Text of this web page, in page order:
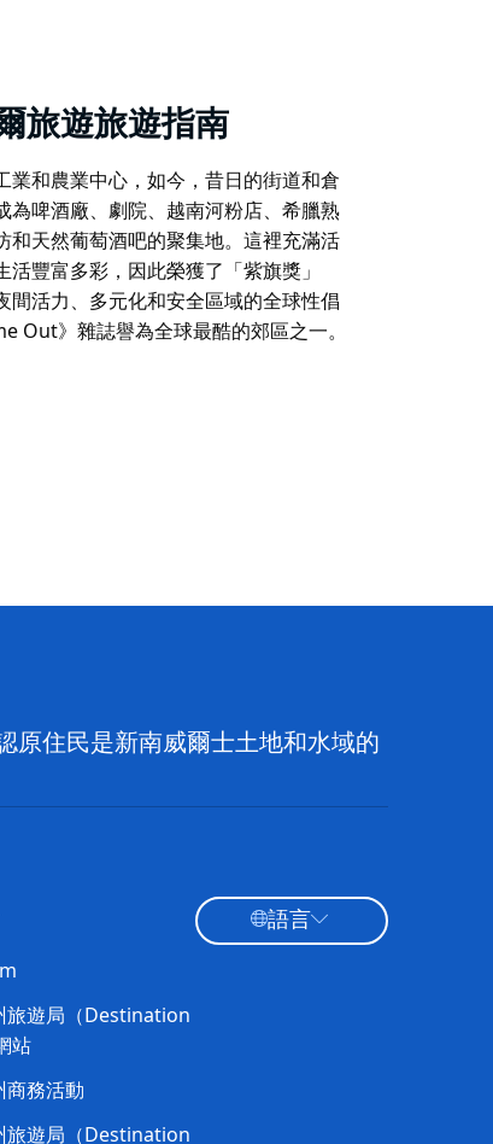
旅遊旅遊指南
業和農業中心，如今，昔日的街道和倉
為啤酒廠、劇院、越南河粉店、希臘熟
和天然葡萄酒吧的聚集地。這裡充滿活
活豐富多彩，因此榮獲了「紫旗獎」
間活力、多元化和安全區域的全球性倡
Out》雜誌譽為全球最酷的郊區之一。
原住民是新南威爾士土地和水域的
旅遊局（Destination
站​
商務活動
旅遊局（Destination
語言